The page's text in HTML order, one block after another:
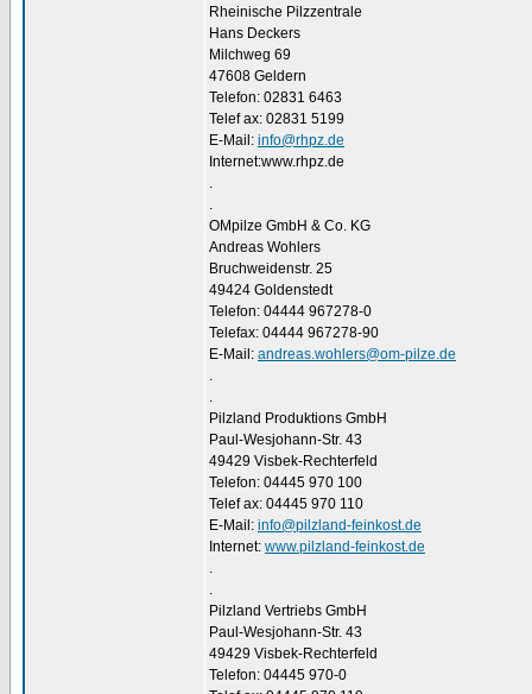
Rheinische Pilzzentrale
Hans Deckers
Milchweg 69
47608 Geldern
Telefon: 02831 6463
Telef ax: 02831 5199
E-Mail: info@rhpz.de
Internet:www.rhpz.de
.
.
OMpilze GmbH & Co. KG
Andreas Wohlers
Bruchweidenstr. 25
49424 Goldenstedt
Telefon: 04444 967278-0
Telefax: 04444 967278-90
E-Mail: andreas.wohlers@om-pilze.de
.
.
Pilzland Produktions GmbH
Paul-Wesjohann-Str. 43
49429 Visbek-Rechterfeld
Telefon: 04445 970 100
Telef ax: 04445 970 110
E-Mail: info@pilzland-feinkost.de
Internet: www.pilzland-feinkost.de
.
.
Pilzland Vertriebs GmbH
Paul-Wesjohann-Str. 43
49429 Visbek-Rechterfeld
Telefon: 04445 970-0